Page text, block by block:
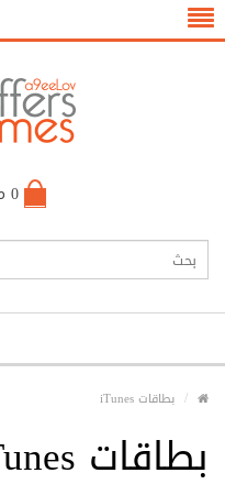
0 منتجات - S.R 0
بطاقات iTunes
بطاقات iTunes